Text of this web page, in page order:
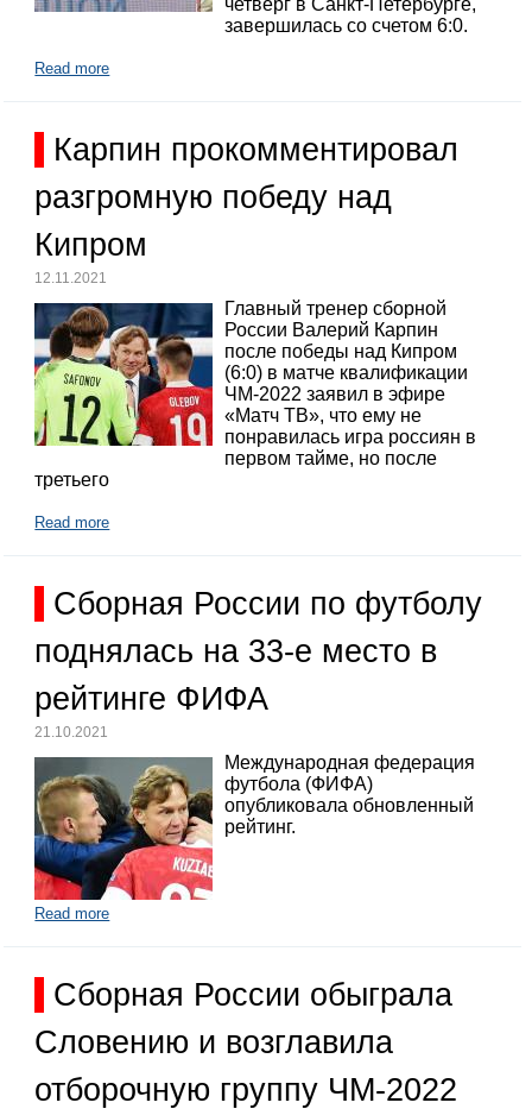
четверг в Санкт-Петербурге,
завершилась со счетом 6:0.
Read more
Карпин прокомментировал
разгромную победу над
Кипром
12.11.2021
Главный тренер сборной
России Валерий Карпин
после победы над Кипром
(6:0) в матче квалификации
ЧМ-2022 заявил в эфире
«Матч ТВ», что ему не
понравилась игра россиян в
первом тайме, но после
третьего
Read more
Сборная России по футболу
поднялась на 33-е место в
рейтинге ФИФА
21.10.2021
Международная федерация
футбола (ФИФА)
опубликовала обновленный
рейтинг.
Read more
Сборная России обыграла
Словению и возглавила
отборочную группу ЧМ-2022